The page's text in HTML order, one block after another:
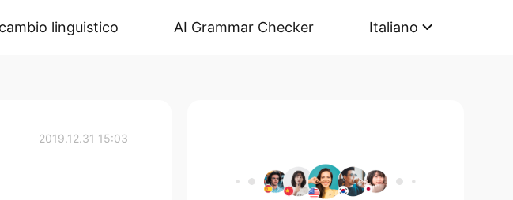
linguistico AI Grammar Checker Italiano
2019.12.31 15:03